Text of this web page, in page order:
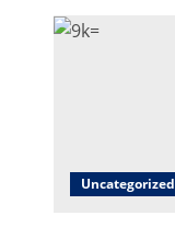
Uncategorized